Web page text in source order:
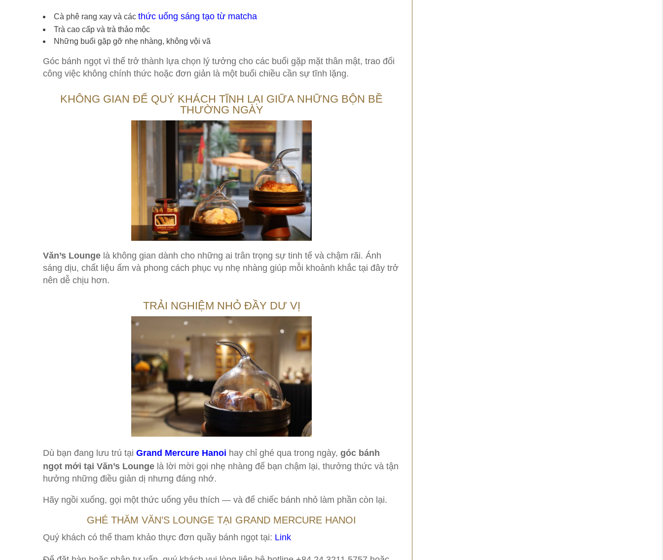
Cà phê rang xay và các thức uống sáng tạo từ matcha
Trà cao cấp và trà thảo mộc
Những buổi gặp gỡ nhẹ nhàng, không vội vã
Góc bánh ngọt vì thế trở thành lựa chọn lý tưởng cho các buổi gặp mặt thân mật, trao đổi
công việc không chính thức hoặc đơn giản là một buổi chiều cần sự tĩnh lặng.
KHÔNG GIAN ĐỂ QUÝ KHÁCH TĨNH LẠI GIỮA NHỮNG BỘN BỀ
THƯỜNG NGÀY
Văn’s Lounge là không gian dành cho những ai trân trọng sự tinh tế và chậm rãi. Ánh
sáng dịu, chất liệu ấm và phong cách phục vụ nhẹ nhàng giúp mỗi khoảnh khắc tại đây trở
nên dễ chịu hơn.
TRẢI NGHIỆM NHỎ ĐẦY DƯ VỊ
Dù bạn đang lưu trú tại Grand Mercure Hanoi hay chỉ ghé qua trong ngày, góc bánh
ngọt mới tại Văn’s Lounge là lời mời gọi nhẹ nhàng để bạn chậm lại, thưởng thức và tận
hưởng những điều giản dị nhưng đáng nhớ.
Hãy ngồi xuống, gọi một thức uống yêu thích — và để chiếc bánh nhỏ làm phần còn lại.
GHÉ THĂM VĂN’S LOUNGE TẠI GRAND MERCURE HANOI
Quý khách có thể tham khảo thực đơn quầy bánh ngọt tại: Link